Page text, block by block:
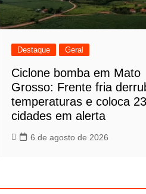
Destaque Geral
Ciclone bomba em Mato
Grosso: Frente fria
temperaturas e coloca 23
cidades em alerta
6 de agosto de 2026